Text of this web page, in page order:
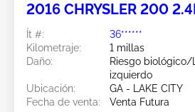
2016 CHRYSLER 200
Ít #:
36******
Kilometraje:
1 millas
Daño:
Riesgo biológico/
izquierdo
Ubicación:
GA - LAKE CITY
Fecha de venta:
Venta Futura